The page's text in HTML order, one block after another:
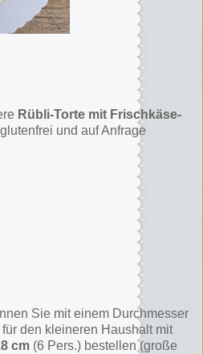
Rübli-Torte mit Frischkäse-
und auf Anfrage
Sie mit einem Durchmesser
für den kleineren Haushalt mit
cm (6 Pers.) bestellen (große